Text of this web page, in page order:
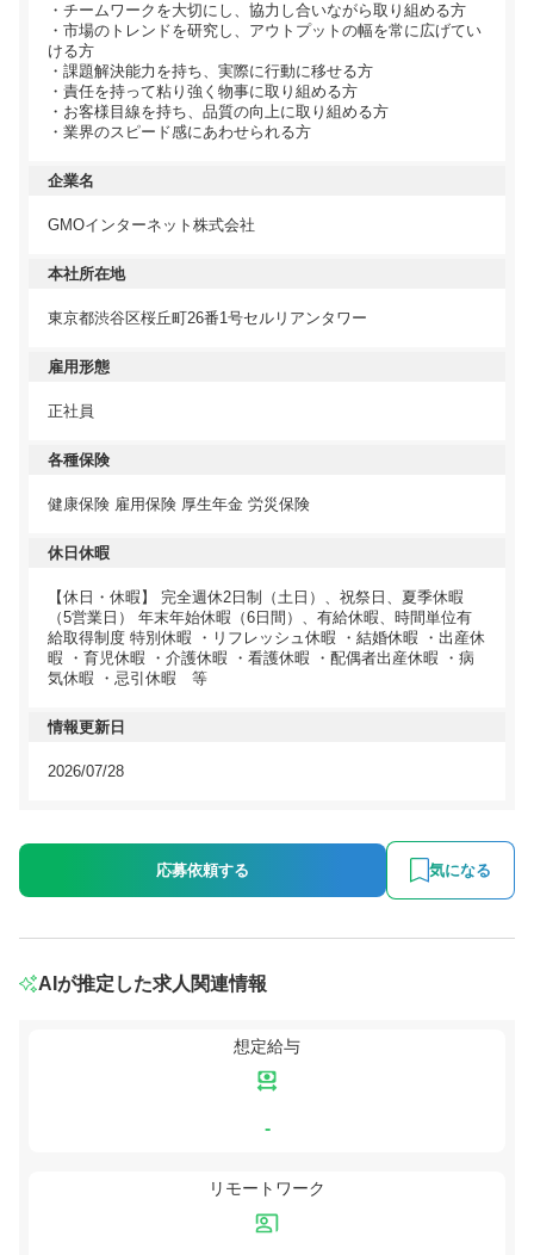
・チームワークを大切にし、協力し合いながら取り組める方
・市場のトレンドを研究し、アウトプットの幅を常に広げてい
ける方
・課題解決能力を持ち、実際に行動に移せる方
・責任を持って粘り強く物事に取り組める方
・お客様目線を持ち、品質の向上に取り組める方
・業界のスピード感にあわせられる方
企業名
GMOインターネット株式会社
本社所在地
東京都渋谷区桜丘町26番1号セルリアンタワー
雇用形態
正社員
各種保険
健康保険 雇用保険 厚生年金 労災保険
休日休暇
【休日・休暇】 完全週休2日制（土日）、祝祭日、夏季休暇
（5営業日） 年末年始休暇（6日間）、有給休暇、時間単位有
給取得制度 特別休暇 ・リフレッシュ休暇 ・結婚休暇 ・出産休
暇 ・育児休暇 ・介護休暇 ・看護休暇 ・配偶者出産休暇 ・病
気休暇 ・忌引休暇 等
情報更新日
2026/07/28
応募依頼する 気になる
AIが推定した求人関連情報
想定給与
-
リモートワーク